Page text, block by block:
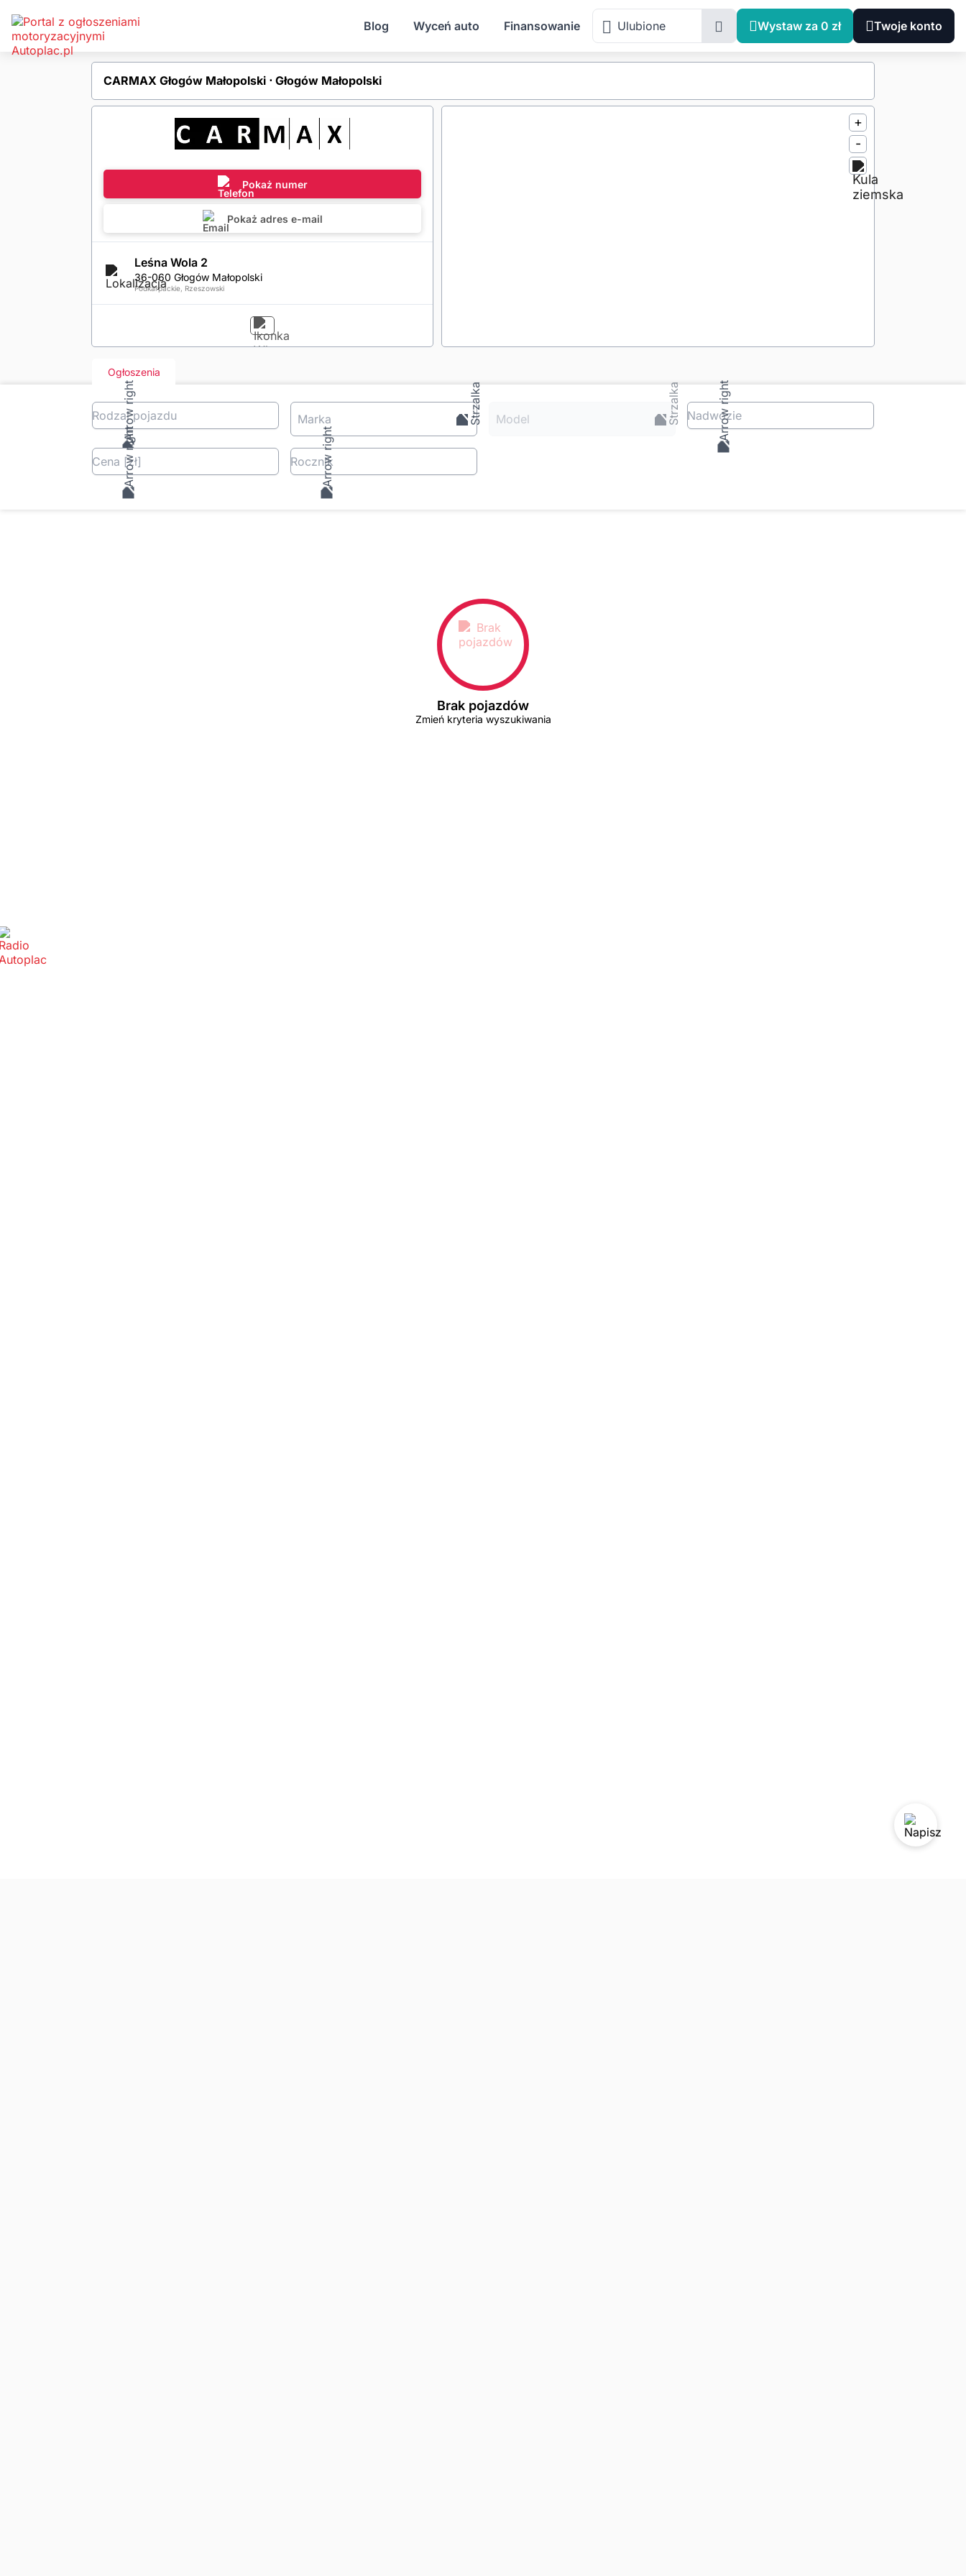
Blog Wyceń auto Finansowanie Ulubione Wystaw za 0 zł Twoje konto
CARMAX Głogów Małopolski ⋅ Głogów Małopolski
Pokaż numer
Pokaż adres e-mail
Leśna Wola 2
36-060 Głogów Małopolski
Podkarpackie, Rzeszowski
+
-
Ogłoszenia
Rodzaj pojazdu Marka Model Nadwozie
Cena [zł] Rocznik
Brak pojazdów
Zmień kryteria wyszukiwania